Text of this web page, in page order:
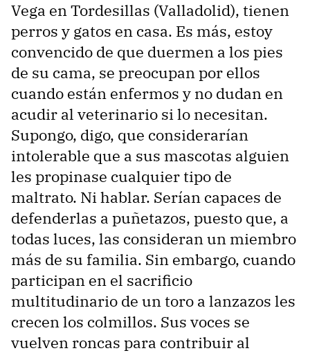
Vega en Tordesillas (Valladolid), tienen
perros y gatos en casa. Es más, estoy
convencido de que duermen a los pies
de su cama, se preocupan por ellos
cuando están enfermos y no dudan en
acudir al veterinario si lo necesitan.
Supongo, digo, que considerarían
intolerable que a sus mascotas alguien
les propinase cualquier tipo de
maltrato. Ni hablar. Serían capaces de
defenderlas a puñetazos, puesto que, a
todas luces, las consideran un miembro
más de su familia. Sin embargo, cuando
participan en el sacrificio
multitudinario de un toro a lanzazos les
crecen los colmillos. Sus voces se
vuelven roncas para contribuir al